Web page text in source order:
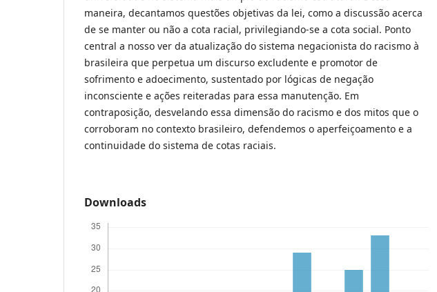
maneira, decantamos questões objetivas da lei, como a discussão acerca
de se manter ou não a cota racial, privilegiando-se a cota social. Ponto
central a nosso ver da atualização do sistema negacionista do racismo à
brasileira que perpetua um discurso excludente e promotor de
sofrimento e adoecimento, sustentado por lógicas de negação
inconsciente e ações reiteradas para essa manutenção. Em
contraposição, desvelando essa dimensão do racismo e dos mitos que o
corroboram no contexto brasileiro, defendemos o aperfeiçoamento e a
continuidade do sistema de cotas raciais.
Downloads